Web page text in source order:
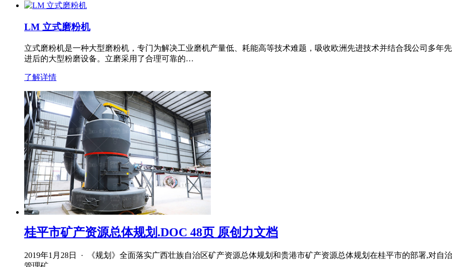
LM 立式磨粉机
立式磨粉机是一种大型磨粉机，专门为解决工业磨机产量低、耗能高等技术难题，吸收欧洲先进技术并结合我公司多年
进后的大型粉磨设备。立磨采用了合理可靠的…
了解详情
桂平市矿产资源总体规划.DOC 48页 原创力文档
2019年1月28日 · 《规划》全面落实广西壮族自治区矿产资源总体规划和贵港市矿产资源总体规划在桂平市的部署,对